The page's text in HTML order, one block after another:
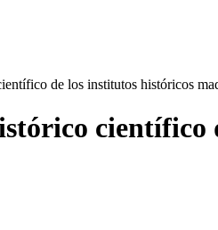
de los institutos históricos